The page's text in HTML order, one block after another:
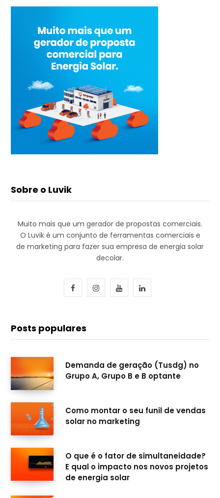
Sobre o Luvik
Muito mais que um gerador de propostas comerciais.
O Luvik é um conjunto de ferramentas comerciais e
de marketing para fazer sua empresa de energia solar
decolar.
c
e
o
k
I
t
g
a
Y
T
b
L
k
e
d
n
Posts populares
Demanda de geração (Tusdg) no
Grupo A, Grupo B e B optante
Como montar o seu funil de vendas
solar no marketing
O que é o fator de simultaneidade?
E qual o impacto nos novos projetos
de energia solar